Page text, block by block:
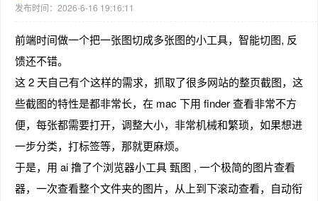
发布时间：2026-6-16 19:16:11
前端时间做一个把一张图切成多张图的小工具，智能切图, 反
馈还不错。
这 2 天自己有个这样的需求，抓取了很多网站的整页截图，这
些截图的特性是都非常长，在 mac 下用 finder 查看非常不方
便，每张都需要打开，调整大小，非常机械和繁琐，如果想进
一步分类，打标签等，那就更麻烦。
于是，用 ai 撸了个浏览器小工具 甄图 , 一个极简的图片查看
器，一次查看整个文件夹的图片，从上到下滚动查看，自动衔